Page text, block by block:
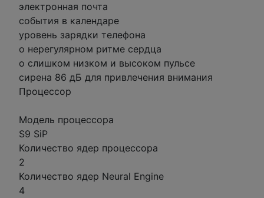
электронная почта
события в календаре
уровень зарядки телефона
о нерегулярном ритме сердца
о слишком низком и высоком пульсе
сирена 86 дБ для привлечения внимания
Процессор
Модель процессора
S9 SiP
Количество ядер процессора
2
Количество ядер Neural Engine
4